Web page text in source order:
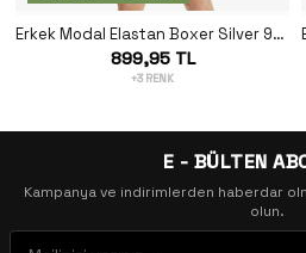
Erkek Modal Elastan Boxer Silver 9303 - Lacivert
899,95 TL
+3 RENK
E - BÜLTEN
Kampanya ve indirimlerden haberdar
olun.